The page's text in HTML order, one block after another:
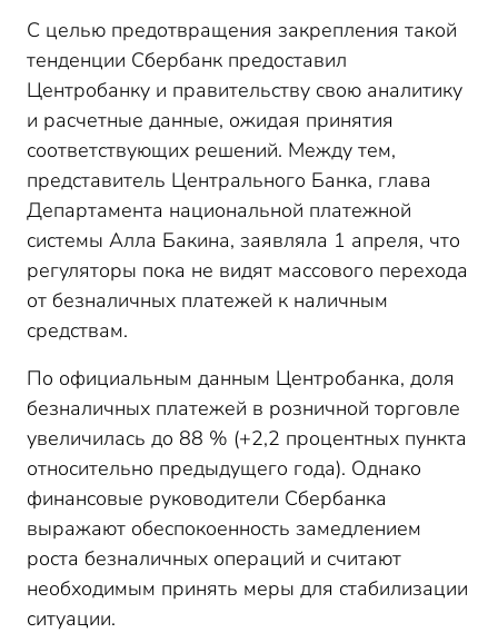
С целью предотвращения закрепления такой
тенденции Сбербанк предоставил
Центробанку и правительству свою аналитику
и расчетные данные, ожидая принятия
соответствующих решений. Между тем,
представитель Центрального Банка, глава
Департамента национальной платежной
системы Алла Бакина, заявляла 1 апреля, что
регуляторы пока не видят массового перехода
от безналичных платежей к наличным
средствам.
По официальным данным Центробанка, доля
безналичных платежей в розничной торговле
увеличилась до 88 % (+2,2 процентных пункта
относительно предыдущего года). Однако
финансовые руководители Сбербанка
выражают обеспокоенность замедлением
роста безналичных операций и считают
необходимым принять меры для стабилизации
ситуации.